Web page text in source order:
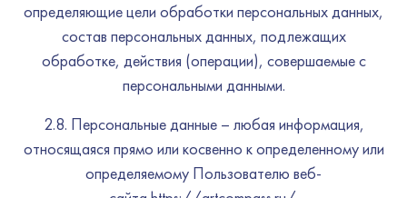
определяющие цели обработки персональных данных,
состав персональных данных, подлежащих
обработке, действия (операции), совершаемые с
персональными данными.
2.8. Персональные данные – любая информация,
относящаяся прямо или косвенно к определенному или
определяемому Пользователю веб-